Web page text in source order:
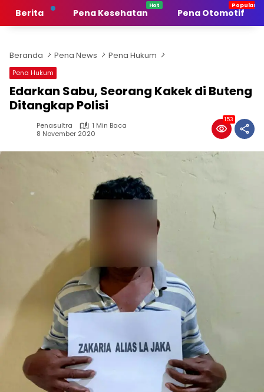
Berita Pena Kesehatan Pena Otomotif
Beranda Pena News Pena Hukum
Pena Hukum
Edarkan Sabu, Seorang Kakek di Buteng
Ditangkap Polisi
Penasultra
1 Min Baca
8 November 2020
153